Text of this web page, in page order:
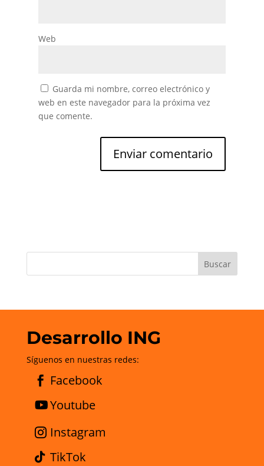
Web
Guarda mi nombre, correo electrónico y
web en este navegador para la próxima vez
que comente.
Desarrollo ING
Síguenos en nuestras redes:
Facebook
Youtube
Instagram
TikTok